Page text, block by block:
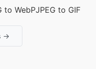
to WebPJPEG to GIF
→